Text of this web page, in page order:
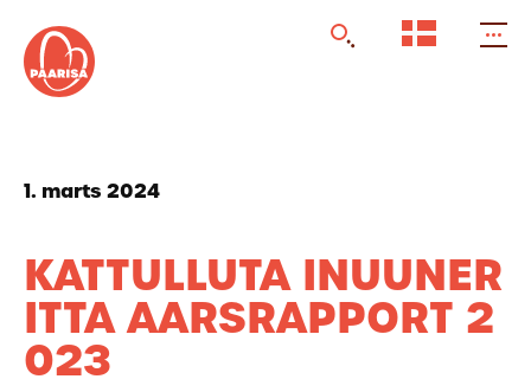
forsiden
1. marts 2024
KATTULLUTA INUUNER
ITTA AARSRAPPORT 2
023